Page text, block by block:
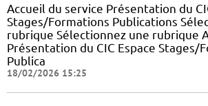
Accueil du service Présentation du
Stages/Formations Publications
rubrique Sélectionnez une rubrique
Présentation du CIC Espace Stages/
Publica
18/02/2026 15:25